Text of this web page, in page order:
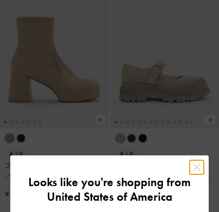
再入荷
プラットフォーム アンクルブーツ
- サンド
¥ 12,900
再入荷
Darra ダラ フォースエードリジッ
ドソールプラットフォームメリー
ジェーン -ベージュ
¥ 11,900
Looks like you're shopping from
United States of America